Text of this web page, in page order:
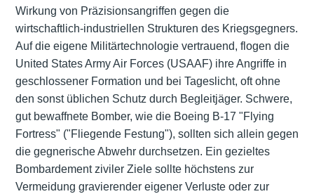
Wirkung von Präzisionsangriffen gegen die
wirtschaftlich-industriellen Strukturen des Kriegsgegners.
Auf die eigene Militärtechnologie vertrauend, flogen die
United States Army Air Forces (USAAF) ihre Angriffe in
geschlossener Formation und bei Tageslicht, oft ohne
den sonst üblichen Schutz durch Begleitjäger. Schwere,
gut bewaffnete Bomber, wie die Boeing B-17 "Flying
Fortress" ("Fliegende Festung"), sollten sich allein gegen
die gegnerische Abwehr durchsetzen. Ein gezieltes
Bombardement ziviler Ziele sollte höchstens zur
Vermeidung gravierender eigener Verluste oder zur